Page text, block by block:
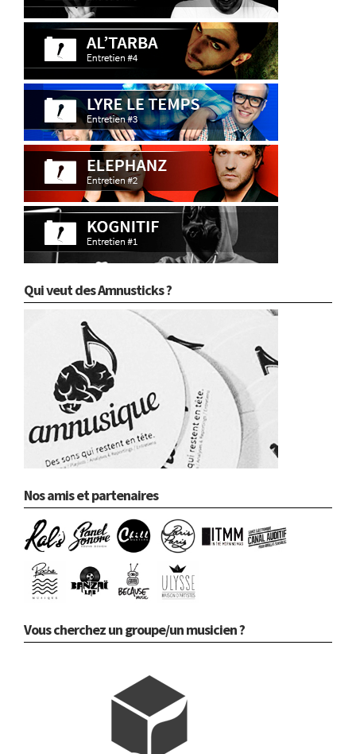
Qui veut des Amnusticks ?
Nos amis et partenaires
Vous cherchez un groupe/un musicien ?